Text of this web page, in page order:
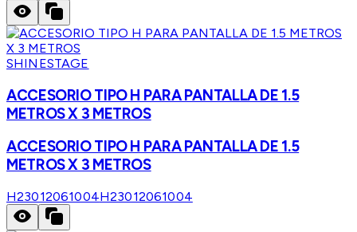
SHINESTAGE
ACCESORIO TIPO H PARA PANTALLA DE 1.5
METROS X 3 METROS
ACCESORIO TIPO H PARA PANTALLA DE 1.5
METROS X 3 METROS
H23012061004H23012061004